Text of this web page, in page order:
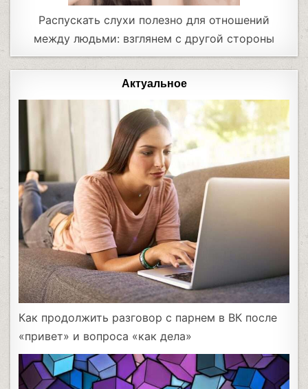
Распускать слухи полезно для отношений
между людьми: взглянем с другой стороны
Актуальное
Как продолжить разговор с парнем в ВК после
«привет» и вопроса «как дела»